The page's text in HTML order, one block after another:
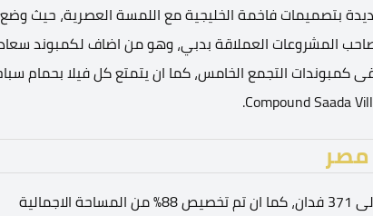
بتصميمات فاخمة الخليجية مع اللمسة العصرية، حيث وضع
المشروعات العملاقة بدبي، وهو من اضاف لكمبوند
التجمع الخامس، كما ان يتمتع كل فيلا بحمام
مصر
المساحة الاجمالية لمشروع Saada New Cairo تبلغ حوالى 371 فدان، كما ان تم تخصيص 88% من المساحة الاجمالية